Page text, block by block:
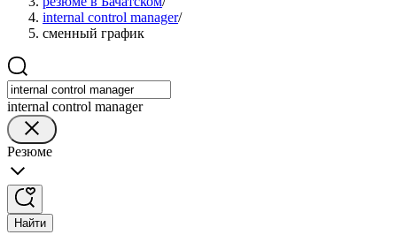
internal control manager/
сменный график
internal control manager
Резюме
Найти